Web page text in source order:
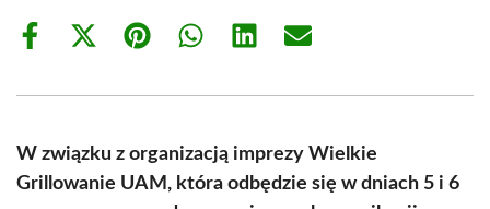
Share
Share
(Twitter)
Share Share Share Share
W związku z organizacją imprezy Wielkie
Grillowanie UAM, która odbędzie się w dniach 5 i 6